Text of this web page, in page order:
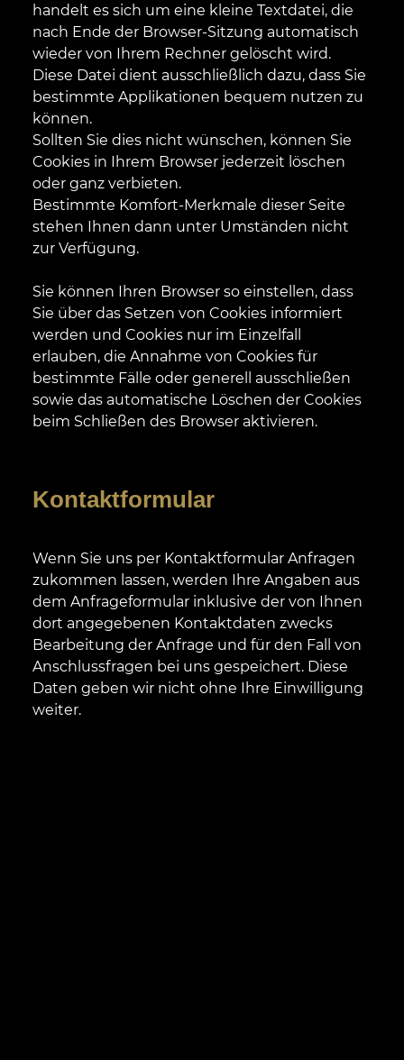
handelt es sich um eine kleine Textdatei, die
nach Ende der Browser-Sitzung automatisch
wieder von Ihrem Rechner gelöscht wird.
Diese Datei dient ausschließlich dazu, dass Sie
bestimmte Applikationen bequem nutzen zu
können.
Sollten Sie dies nicht wünschen, können Sie
Cookies in Ihrem Browser jederzeit löschen
oder ganz verbieten.
Bestimmte Komfort-Merkmale dieser Seite
stehen Ihnen dann unter Umständen nicht
zur Verfügung.
Sie können Ihren Browser so einstellen, dass
Sie über das Setzen von Cookies informiert
werden und Cookies nur im Einzelfall
erlauben, die Annahme von Cookies für
bestimmte Fälle oder generell ausschließen
sowie das automatische Löschen der Cookies
beim Schließen des Browser aktivieren.
Kontaktformular
Wenn Sie uns per Kontaktformular Anfragen
zukommen lassen, werden Ihre Angaben aus
dem Anfrageformular inklusive der von Ihnen
dort angegebenen Kontaktdaten zwecks
Bearbeitung der Anfrage und für den Fall von
Anschlussfragen bei uns gespeichert. Diese
Daten geben wir nicht ohne Ihre Einwilligung
weiter.